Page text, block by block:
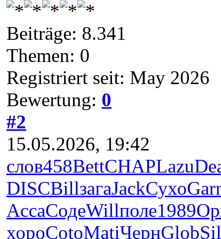
Beiträge: 8.341
Themen: 0
Registriert seit: May 2026
Bewertung: 0
#2
15.05.2026, 19:42
слов458BettCHAPLazu
DISCBillзагаJackСухо
AccaСодеWillполе1989
хороCotoMatiЧернGlob